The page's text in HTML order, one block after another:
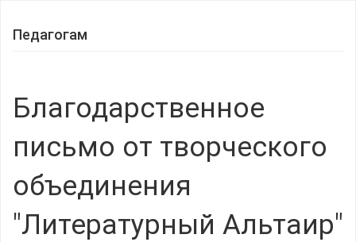
Педагогам
Благодарственное
письмо от творческого
объединения
"Литературный Альтаир"